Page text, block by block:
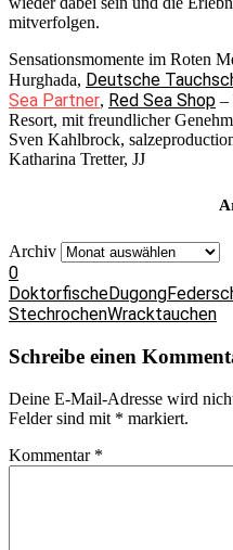
mitverfolgen.
Sensationsmomente im Roten
Hurghada, Deutsche
Sea Partner, Red Sea Shop –
Resort, mit freundlicher
Sven Kahlbrock,
Katharina Tretter, JJ
Archiv
0
DoktorfischeDugong
StechrochenWracktauchen
Schreibe einen
Deine E-Mail-Adresse wird
Felder sind mit * markiert.
Kommentar *